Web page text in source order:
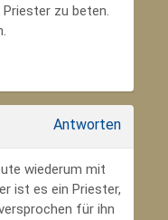
zu beten.
Antworten
wiederum mit
ist es ein Priester,
für ihn